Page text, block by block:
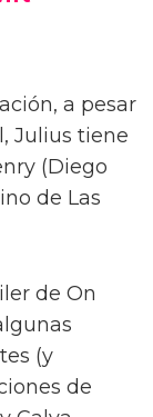
a pesar
Julius tiene
(Diego
de Las
de On
(y
de